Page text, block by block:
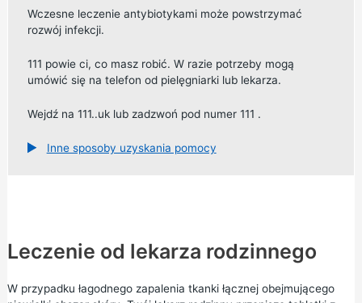
Wczesne leczenie antybiotykami może powstrzymać
rozwój infekcji.
111 powie ci, co masz robić. W razie potrzeby mogą
umówić się na telefon od pielęgniarki lub lekarza.
Wejdź na 111..uklub zadzwoń pod numer 111 .
Inne sposoby uzyskania pomocy
Leczenie od lekarza rodzinnego
W przypadku łagodnego zapalenia tkanki łącznej obejmującego